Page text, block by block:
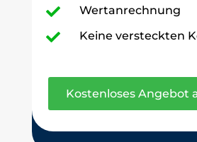
 Wertanrechnung
 Keine versteckten
Kostenloses Angebot